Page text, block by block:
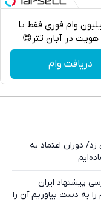
میلیون وام فوری فقط با
هویت در آبان تتر😍
دریافت وام
دوران اعتماد به
پیشنهاد ایران
اورانیوم را به دست بیاوریم آن را